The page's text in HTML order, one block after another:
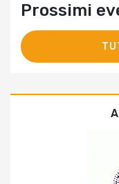
Prossimi